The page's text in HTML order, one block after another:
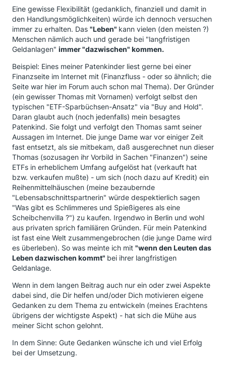
Eine gewisse Flexibilität (gedanklich, finanziell und damit in
den Handlungsmöglichkeiten) würde ich dennoch versuchen
immer zu erhalten. Das "Leben" kann vielen (den meisten ?)
Menschen nämlich auch und gerade bei "langfristigen
Geldanlagen" immer "dazwischen" kommen.
Beispiel: Eines meiner Patenkinder liest gerne bei einer
Finanzseite im Internet mit (Finanzfluss - oder so ähnlich; die
Seite war hier im Forum auch schon mal Thema). Der Gründer
(ein gewisser Thomas mit Vornamen) verfolgt selbst den
typischen "ETF-Sparbüchsen-Ansatz" via "Buy and Hold".
Daran glaubt auch (noch jedenfalls) mein besagtes
Patenkind. Sie folgt und verfolgt den Thomas samt seiner
Aussagen im Internet. Die junge Dame war vor einiger Zeit
fast entsetzt, als sie mitbekam, daß ausgerechnet nun dieser
Thomas (sozusagen ihr Vorbild in Sachen "Finanzen") seine
ETFs in erheblichem Umfang aufgelöst hat (verkauft hat
bzw. verkaufen mußte) - um sich (noch dazu auf Kredit) ein
Reihenmittelhäuschen (meine bezaubernde
"Lebensabschnittspartnerin" würde despektierlich sagen
"Was gibt es Schlimmeres und Spießigeres als eine
Scheibchenvilla ?") zu kaufen. Irgendwo in Berlin und wohl
aus privaten sprich familiären Gründen. Für mein Patenkind
ist fast eine Welt zusammengebrochen (die junge Dame wird
es überleben). So was meinte ich mit "wenn den Leuten das
Leben dazwischen kommt" bei ihrer langfristigen
Geldanlage.
Wenn in dem langen Beitrag auch nur ein oder zwei Aspekte
dabei sind, die Dir helfen und/oder Dich motivieren eigene
Gedanken zu dem Thema zu entwickeln (meines Erachtens
übrigens der wichtigste Aspekt) - hat sich die Mühe aus
meiner Sicht schon gelohnt.
In dem Sinne: Gute Gedanken wünsche ich und viel Erfolg
bei der Umsetzung.